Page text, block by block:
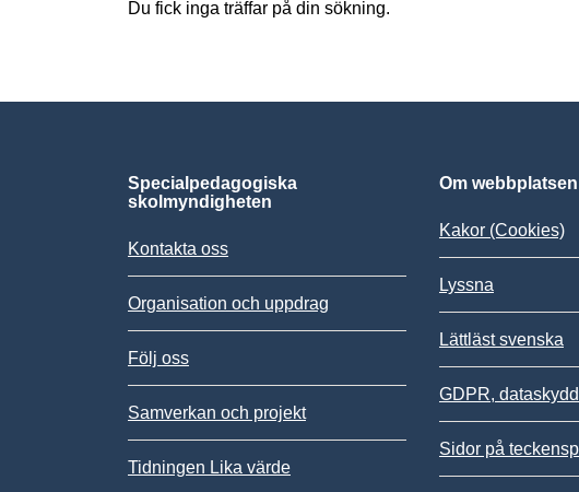
Du fick inga träffar på din sökning.
Specialpedagogiska
skolmyndigheten
Kontakta oss
Organisation och uppdrag
Följ oss
Samverkan och projekt
Tidningen Lika värde
Om
Kakor (Cookies)
Lyssna
Lättläst svenska
GDPR,
Sidor på